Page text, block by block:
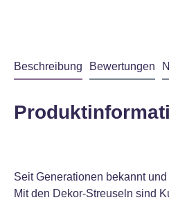
Beschreibung Bewertungen
Seit Generationen bekannt
Mit den Dekor-Streuseln sind